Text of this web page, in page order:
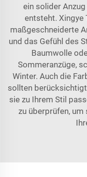
ein solider
entsteht. Xingye
maßgeschneiderte
und das Gefühl des
Baumwolle
Sommeranzüge,
Winter. Auch die
sollten
sie zu Ihrem Stil
zu überprüfen,